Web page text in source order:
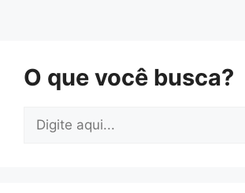
O que você busca?
Pesquisar